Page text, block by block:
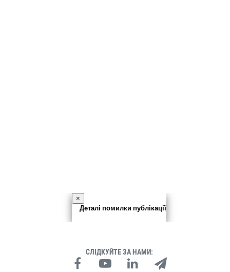
×
Деталі помилки публікації
СЛІДКУЙТЕ ЗА НАМИ: